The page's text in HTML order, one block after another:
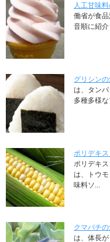
人工甘味
働省が食
音順に紹介
グリシン
は、タン
多種多様な
ポリデキ
ポリデキ
は、トウ
味料ソ...
クマバチ
は、体長